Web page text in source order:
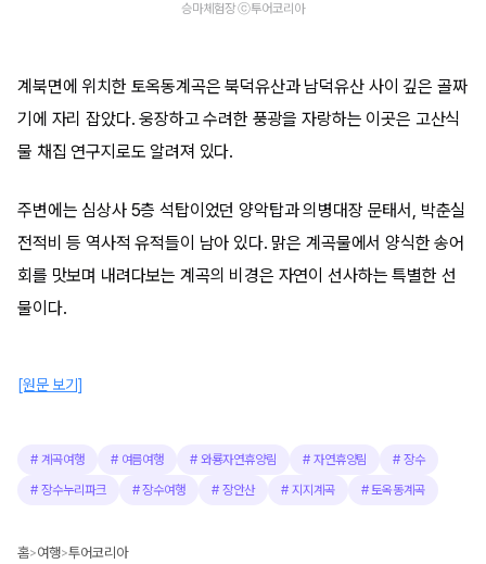
승마체험장 ⓒ투어코리아
계북면에 위치한 토옥동계곡은 북덕유산과 남덕유산 사이 깊은 골짜
기에 자리 잡았다. 웅장하고 수려한 풍광을 자랑하는 이곳은 고산식
물 채집 연구지로도 알려져 있다.
주변에는 심상사 5층 석탑이었던 양악탑과 의병대장 문태서, 박춘실
전적비 등 역사적 유적들이 남아 있다. 맑은 계곡물에서 양식한 송어
회를 맛보며 내려다보는 계곡의 비경은 자연이 선사하는 특별한 선
물이다.
[원문 보기]
# 계곡여행 # 여름여행 #와룡자연휴양림 # 자연휴양림 #장수
# 장수누리파크 #장수여행 #장안산 # 지지계곡 #토옥동계곡
홈>여행>투어코리아